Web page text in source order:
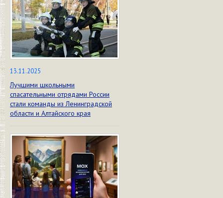
13.11.2025
Лучшими школьными
спасательными отрядами России
стали команды из Ленинградской
области и Алтайского края